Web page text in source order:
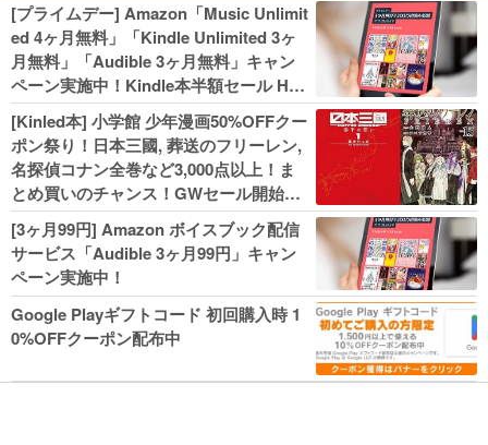
[プライムデー] Amazon「Music Unlimit
ed 4ヶ月無料」「Kindle Unlimited 3ヶ
月無料」「Audible 3ヶ月無料」キャン
ペーン実施中！Kindle本半額セール HU
NTER×HUNTERなど集英社、無職転生,
幼女戦記などKADOKAWA、キャプテン
翼100円セールも！
[Kinled本] 小学館 少年漫画50%OFFクー
ポン祭り！日本三國, 葬送のフリーレン,
名探偵コナン全巻など3,000点以上！ま
とめ買いのチャンス！GWセール開始！
人気コミック多数 カドカワ祭やIT関連本
がセールに！
[3ヶ月99円] Amazon ボイスブック配信
サービス「Audible 3ヶ月99円」キャン
ペーン実施中！
Google Playギフトコード 初回購入時 1
0%OFFクーポン配布中